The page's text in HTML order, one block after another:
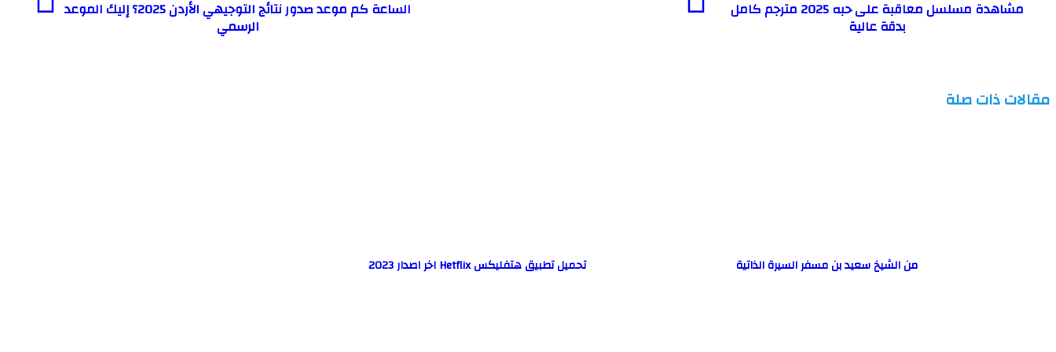
مشاهدة مسلسل معاقبة على حبه 2025 مترجم كامل
بدقة عالية
الساعة كم موعد صدور نتائج التوجيهي الأردن 2025؟ إليك الموعد
الرسمي
مقالات ذات صلة
من الشيخ سعيد بن مسفر السيرة الذاتية تحميل تطبيق هتفليكس Hetflix اخر اصدار 2023